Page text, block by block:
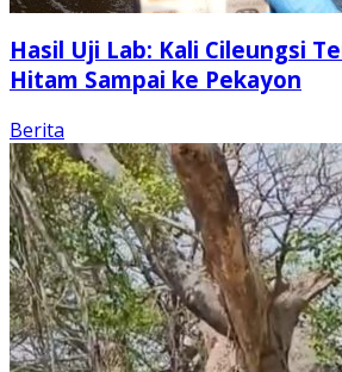
Hasil Uji Lab: Kali Cileungsi
Hitam Sampai ke Pekayon
Berita